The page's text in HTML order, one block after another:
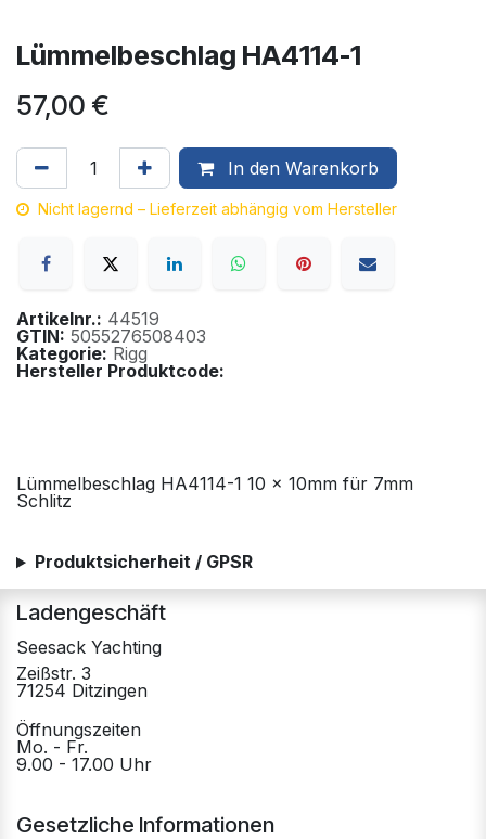
Lümmelbeschlag HA4114-1
57,00 €
In den Warenkorb
Nicht lagernd – Lieferzeit abhängig vom Hersteller
Artikelnr.: 44519
GTIN: 5055276508403
Kategorie: Rigg
Hersteller Produktcode:
Lümmelbeschlag HA4114-1 10 x 10mm für 7mm
Schlitz
Produktsicherheit / GPSR
Ladengeschäft
Seesack Yachting
Zeißstr. 3
71254 Ditzingen
Öffnungszeiten
Mo. - Fr.
9.00 - 17.00 Uhr
Gesetzliche Informationen